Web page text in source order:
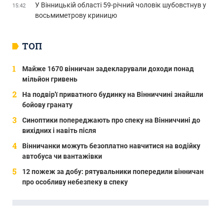
ТОП
Майже 1670 вінничан задекларували доходи понад
мільйон гривень
На подвір'ї приватного будинку на Вінниччині знайшли
бойову гранату
Синоптики попереджають про спеку на Вінниччині до
вихідних і навіть після
Вінничанки можуть безоплатно навчитися на водійку
автобуса чи вантажівки
12 пожеж за добу: рятувальники попередили вінничан
про особливу небезпеку в спеку
15:42
У Вінницькій області 59-річний чоловік шубовстнув у
восьмиметрову криницю